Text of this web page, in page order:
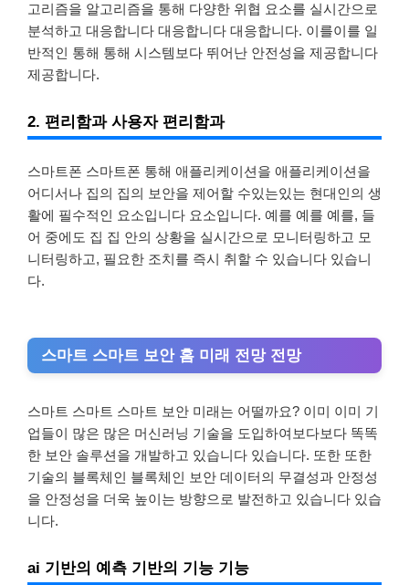
고리즘을 알고리즘을 통해 다양한 위협 요소를 실시간으로
분석하고 대응합니다 대응합니다 대응합니다. 이를이를 일
반적인 통해 통해 시스템보다 뛰어난 안전성을 제공합니다
제공합니다.
2. 편리함과 사용자 편리함과
스마트폰 스마트폰 통해 애플리케이션을 애플리케이션을
어디서나 집의 집의 보안을 제어할 수있는있는 현대인의 생
활에 필수적인 요소입니다 요소입니다. 예를 예를 예를, 들
어 중에도 집 집 안의 상황을 실시간으로 모니터링하고 모
니터링하고, 필요한 조치를 즉시 취할 수 있습니다 있습니
다.
스마트 스마트 보안 홈 미래 전망 전망
스마트 스마트 스마트 보안 미래는 어떨까요? 이미 이미 기
업들이 많은 많은 머신러닝 기술을 도입하여보다보다 똑똑
한 보안 솔루션을 개발하고 있습니다 있습니다. 또한 또한
기술의 블록체인 블록체인 보안 데이터의 무결성과 안정성
을 안정성을 더욱 높이는 방향으로 발전하고 있습니다 있습
니다.
ai 기반의 예측 기반의 기능 기능